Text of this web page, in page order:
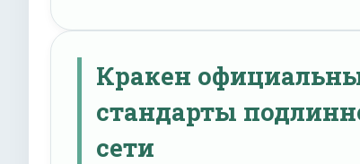
Кракен
стандарты
сети